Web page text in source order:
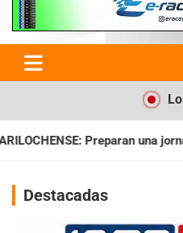
Electrónica
Argentina
a puro espectáculo
Destacadas